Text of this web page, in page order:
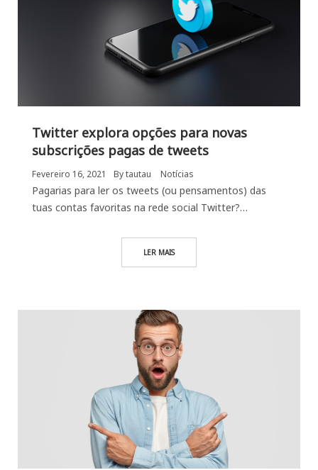
Twitter explora opções para novas
subscrições pagas de tweets
Fevereiro 16, 2021 Bytautau Notícias
Pagarias para ler os tweets (ou pensamentos) das
tuas contas favoritas na rede social Twitter?…
LER MAIS